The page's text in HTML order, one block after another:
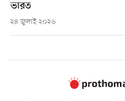
ভারত
২৪ জুলাই ২০২৬